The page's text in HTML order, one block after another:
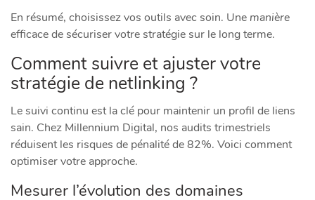
En résumé, choisissez vos outils avec soin. Une manière
efficace de sécuriser votre stratégie sur le long terme.
Comment suivre et ajuster votre
stratégie de netlinking ?
Le suivi continu est la clé pour maintenir un profil de liens
sain. Chez Millennium Digital, nos audits trimestriels
réduisent les risques de pénalité de 82%. Voici comment
optimiser votre approche.
Mesurer l’évolution des domaines